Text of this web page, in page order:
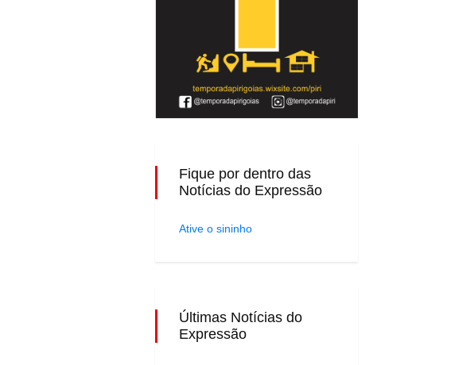
Fique por dentro das
Notícias do Expressão
Ative o sininho
Últimas Notícias do
Expressão